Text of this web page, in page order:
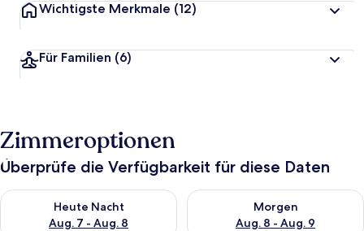
Wichtigste Merkmale (12)
Für Familien (6)
Zimmeroptionen
Überprüfe die Verfügbarkeit für diese Daten
Heute Nacht
Aug. 7 - Aug. 8
Überprüfe die Verfügbarkeit für heute Nacht, Aug. 7 - Aug. 8.
Morgen
Aug. 8 - Aug. 9
Überprüfe die Verfügbarkeit